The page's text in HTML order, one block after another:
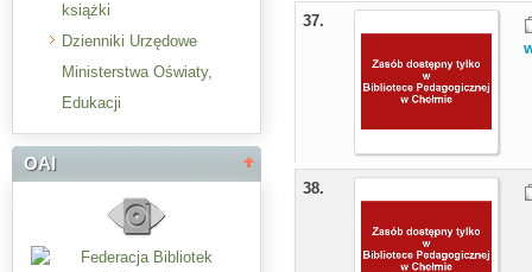
książki
Dzienniki Urzędowe
Ministerstwa Oświaty,
Edukacji
OAI
37.
38.